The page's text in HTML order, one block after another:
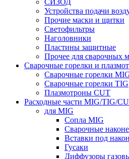
Устройства подачи
Прочие маски и щитки
Светофильтры
Наголовники
Пластины защитные
Прочее для сварочных
Сварочные горелки и
Сварочные горелки
Сварочные горелки TIG
Плазмотроны CUT
Расходные части MIG/TIG/
для MIG
Сопла MIG
Сварочные
Вставки под
Гусаки
Диффузоры